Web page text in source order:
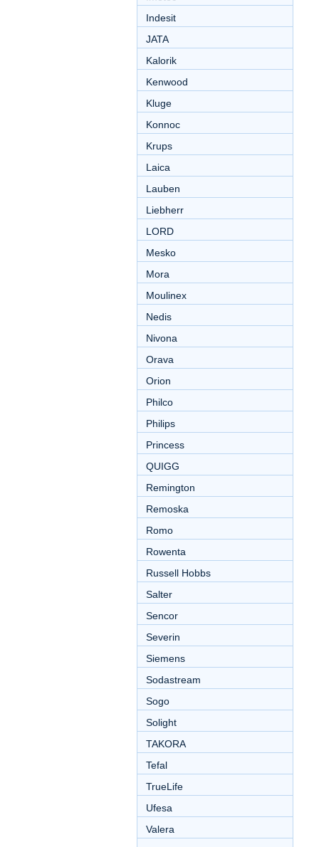
Indesit
JATA
Kalorik
Kenwood
Kluge
Konnoc
Krups
Laica
Lauben
Liebherr
LORD
Mesko
Mora
Moulinex
Nedis
Nivona
Orava
Orion
Philco
Philips
Princess
QUIGG
Remington
Remoska
Romo
Rowenta
Russell Hobbs
Salter
Sencor
Severin
Siemens
Sodastream
Sogo
Solight
TAKORA
Tefal
TrueLife
Ufesa
Valera